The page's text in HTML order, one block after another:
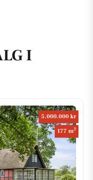
I
5.000.000 kr
177 m2